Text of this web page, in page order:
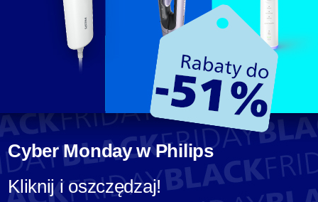
Cyber Monday w Philips
Kliknij i oszczędzaj!